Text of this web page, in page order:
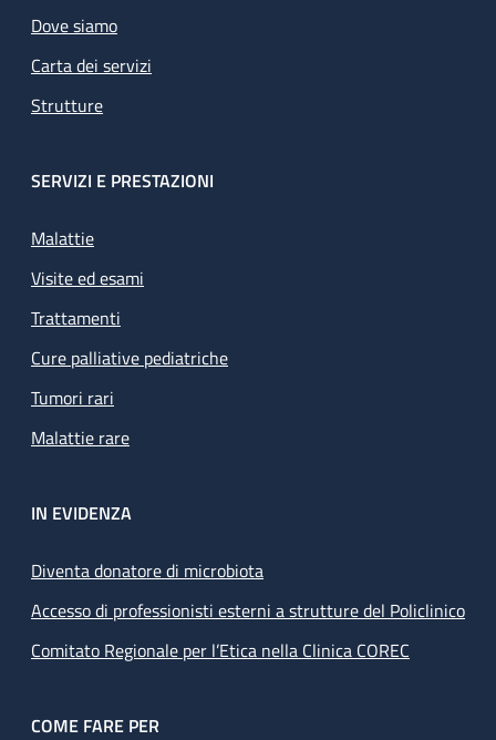
Dove siamo
Carta dei servizi
Strutture
SERVIZI E PRESTAZIONI
Malattie
Visite ed esami
Trattamenti
Cure palliative pediatriche
Tumori rari
Malattie rare
IN EVIDENZA
Diventa donatore di microbiota
Accesso di professionisti esterni a strutture del Policlinico
Comitato Regionale per l’Etica nella Clinica COREC
COME FARE PER